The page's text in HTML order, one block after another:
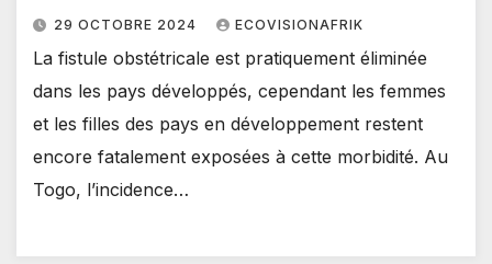
29 OCTOBRE 2024 ECOVISIONAFRIK
La fistule obstétricale est pratiquement éliminée
dans les pays développés, cependant les femmes
et les filles des pays en développement restent
encore fatalement exposées à cette morbidité. Au
Togo, l’incidence…